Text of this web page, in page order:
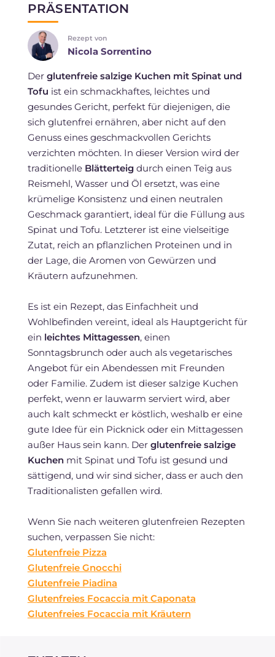
PRÄSENTATION
Rezept von
Nicola Sorrentino
Der glutenfreie salzige Kuchen mit Spinat und
Tofu ist ein schmackhaftes, leichtes und
gesundes Gericht, perfekt für diejenigen, die
sich glutenfrei ernähren, aber nicht auf den
Genuss eines geschmackvollen Gerichts
verzichten möchten. In dieser Version wird der
traditionelle Blätterteigdurch einen Teig aus
Reismehl, Wasser und Öl ersetzt, was eine
krümelige Konsistenz und einen neutralen
Geschmack garantiert, ideal für die Füllung aus
Spinat und Tofu. Letzterer ist eine vielseitige
Zutat, reich an pflanzlichen Proteinen und in
der Lage, die Aromen von Gewürzen und
Kräutern aufzunehmen.
Es ist ein Rezept, das Einfachheit und
Wohlbefinden vereint, ideal als Hauptgericht für
ein leichtes Mittagessen, einen
Sonntagsbrunch oder auch als vegetarisches
Angebot für ein Abendessen mit Freunden
oder Familie. Zudem ist dieser salzige Kuchen
perfekt, wenn er lauwarm serviert wird, aber
auch kalt schmeckt er köstlich, weshalb er eine
gute Idee für ein Picknick oder ein Mittagessen
außer Haus sein kann. Der glutenfreie salzige
Kuchenmit Spinat und Tofu ist gesund und
sättigend, und wir sind sicher, dass er auch den
Traditionalisten gefallen wird.
Wenn Sie nach weiteren glutenfreien Rezepten
suchen, verpassen Sie nicht:
Glutenfreie Pizza
Glutenfreie Gnocchi
Glutenfreie Piadina
Glutenfreies Focaccia mit Caponata
Glutenfreies Focaccia mit Kräutern